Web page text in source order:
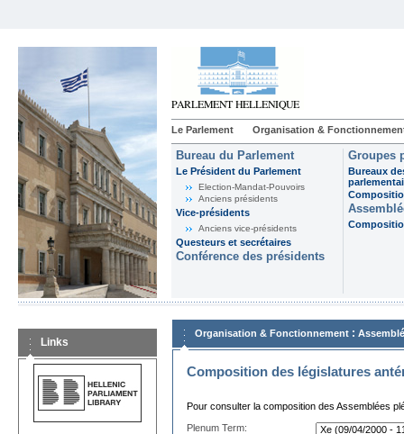
Le Parlement Organisation &
Bureau du Parlement
Le Président du Parlement
Election-Mandat-Pouvoirs
Anciens présidents
Vice-présidents
Anciens vice-présidents
Questeurs et secrétaires
Conférence des présidents
Groupes
Bureaux
Links
Organisation & Fonctionnement :
Composition des législatures
Pour consulter la composition des Assemblées
Plenum Term: